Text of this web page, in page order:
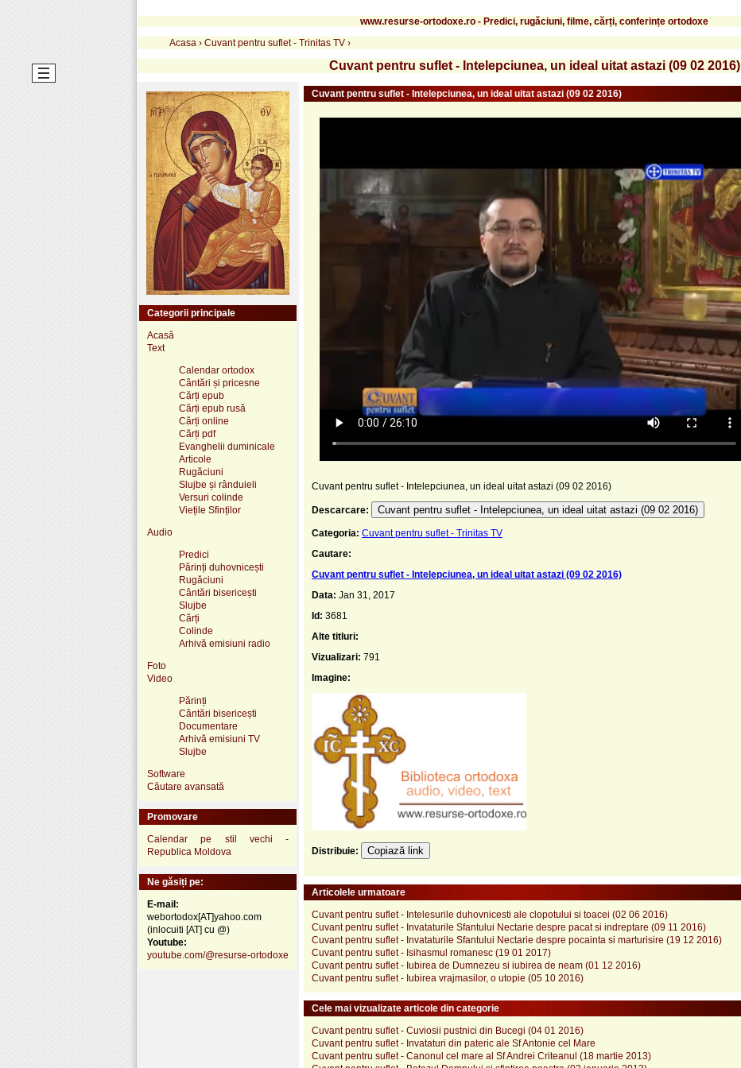
www.resurse-ortodoxe.ro - Predici, rugăciuni, filme, cărți, conferințe ortodoxe
Acasa › Cuvant pentru suflet - Trinitas TV ›
Cuvant pentru suflet - Intelepciunea, un ideal uitat astazi (09 02 2016)
Cuvant pentru suflet - Intelepciunea, un ideal uitat astazi (09 02 2016)
Cuvant pentru suflet - Intelepciunea, un ideal uitat astazi (09 02 2016)
Descarcare: Cuvant pentru suflet - Intelepciunea, un ideal uitat astazi (09 02 2016)
Categoria: Cuvant pentru suflet - Trinitas TV
Cautare:
Cuvant pentru suflet - Intelepciunea, un ideal uitat astazi (09 02 2016)
Data: Jan 31, 2017
Id: 3681
Alte titluri:
Vizualizari: 791
Imagine:
Distribuie: Copiază link
Articolele urmatoare
Cuvant pentru suflet - Intelesurile duhovnicesti ale clopotului si toacei (02 06 2016)
Cuvant pentru suflet - Invataturile Sfantului Nectarie despre pacat si indreptare (09 11 2016)
Cuvant pentru suflet - Invataturile Sfantului Nectarie despre pocainta si marturisire (19 12 2016)
Cuvant pentru suflet - Isihasmul romanesc (19 01 2017)
Cuvant pentru suflet - Iubirea de Dumnezeu si iubirea de neam (01 12 2016)
Cuvant pentru suflet - Iubirea vrajmasilor, o utopie (05 10 2016)
Cele mai vizualizate articole din categorie
Cuvant pentru suflet - Cuviosii pustnici din Bucegi (04 01 2016)
Cuvant pentru suflet - Invataturi din pateric ale Sf Antonie cel Mare
Cuvant pentru suflet - Canonul cel mare al Sf Andrei Criteanul (18 martie 2013)
Categorii principale
Acasă
Text
Calendar ortodox
Cântări și pricesne
Cărți epub
Cărți epub rusă
Cărți online
Cărți pdf
Evanghelii duminicale
Articole
Rugăciuni
Slujbe și rânduieli
Versuri colinde
Viețile Sfinților
Audio
Predici
Părinți duhovnicești
Rugăciuni
Cântări bisericești
Slujbe
Cărți
Colinde
Arhivă emisiuni radio
Foto
Video
Părinți
Cântări bisericești
Documentare
Arhivă emisiuni TV
Slujbe
Software
Căutare avansată
Promovare
Calendar pe stil vechi -
Republica Moldova
Ne găsiți pe:
E-mail:
webortodox[AT]yahoo.com
(inlocuiti [AT] cu @)
Youtube:
youtube.com/@resurse-ortodoxe